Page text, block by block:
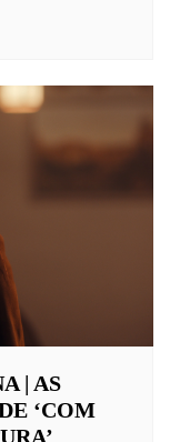
| AS
‘COM